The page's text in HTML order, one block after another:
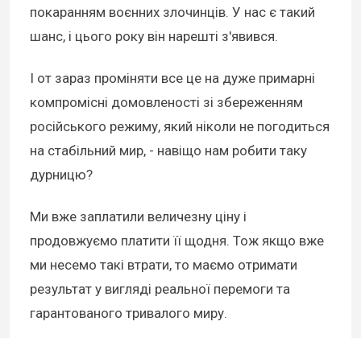
покаранням воєнних злочинців. У нас є такий
шанс, і цього року він нарешті з'явився.
І от зараз проміняти все це на дуже примарні
компромісні домовленості зі збереженням
російського режиму, який ніколи не погодиться
на стабільний мир, - навіщо нам робити таку
дурницю?
Ми вже заплатили величезну ціну і
продовжуємо платити її щодня. Тож якщо вже
ми несемо такі втрати, то маємо отримати
результат у вигляді реальної перемоги та
гарантованого тривалого миру.